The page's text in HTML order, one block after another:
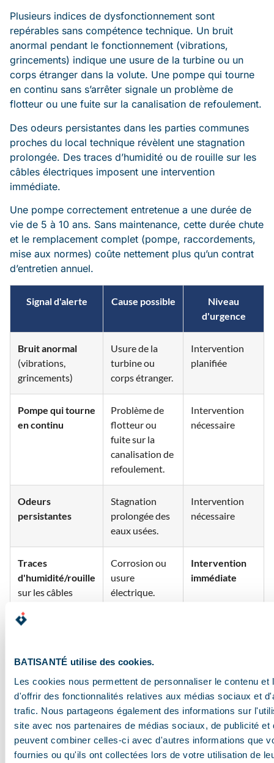
BATISANTÉ utilise des cookies.
Les cookies nous permettent de personnaliser le contenu et
d'offrir des fonctionnalités relatives aux médias sociaux et
trafic. Nous partageons également des informations sur
site avec nos partenaires de médias sociaux, de publicité et
peuvent combiner celles-ci avec d'autres informations que
fournies ou qu'ils ont collectées lors de votre utilisation de
Plusieurs indices de dysfonctionnement sont
repérables sans compétence technique. Un bruit
anormal pendant le fonctionnement (vibrations,
grincements) indique une usure de la turbine ou un
corps étranger dans la volute. Une pompe qui tourne
en continu sans s’arrêter signale un problème de
flotteur ou une fuite sur la canalisation de refoulement.
Des odeurs persistantes dans les parties communes
proches du local technique révèlent une stagnation
prolongée. Des traces d’humidité ou de rouille sur les
câbles électriques imposent une intervention
immédiate.
Une pompe correctement entretenue a une durée de
vie de 5 à 10 ans. Sans maintenance, cette durée chute
et le remplacement complet (pompe, raccordements,
mise aux normes) coûte nettement plus qu’un contrat
d’entretien annuel.
Signal d'alerte Cause possible
Niveau
d'urgence
Bruit anormal
(vibrations,
grincements)
Usure de la
turbine ou
corps étranger.
Intervention
planifiée
Pompe qui tourne
en continu
Problème de
flotteur ou
fuite sur la
canalisation de
refoulement.
Intervention
nécessaire
Odeurs
persistantes
Stagnation
prolongée des
eaux usées.
Intervention
nécessaire
Traces
d'humidité/rouille
sur les câbles
Corrosion ou
usure
électrique.
Intervention
immédiate
peut-il prévenir les
pannes ?
Quelques actions simples réduisent les risques entre
les visites professionnelles. Afficher dans les parties
communes une note rappelant les gestes à éviter (rejet